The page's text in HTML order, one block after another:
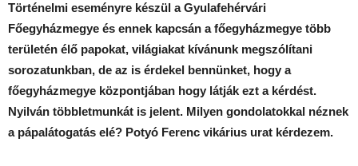
Történelmi eseményre készül a Gyulafehérvári
Főegyházmegye és ennek kapcsán a főegyházmegye több
területén élő papokat, világiakat kívánunk megszólítani
sorozatunkban, de az is érdekel bennünket, hogy a
főegyházmegye központjában hogy látják ezt a kérdést.
Nyilván többletmunkát is jelent. Milyen gondolatokkal néznek
a pápalátogatás elé? Potyó Ferenc vikárius urat kérdezem.